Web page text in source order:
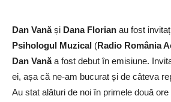
Dan Vanăși Dana Florian au fost
Psihologul Muzical (Radio România
Dan Vanăa fost debut în emisiune.
ei, așa că ne-am bucurat și de câteva
Au stat alături de noi în primele două